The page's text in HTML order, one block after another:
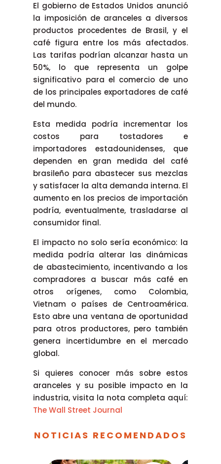
El gobierno de Estados Unidos anunció
la imposición de aranceles a diversos
productos procedentes de Brasil, y el
café figura entre los más afectados.
Las tarifas podrían alcanzar hasta un
50%, lo que representa un golpe
significativo para el comercio de uno
de los principales exportadores de café
del mundo.
Esta medida podría incrementar los
costos para tostadores e
importadores estadounidenses, que
dependen en gran medida del café
brasileño para abastecer sus mezclas
y satisfacer la alta demanda interna. El
aumento en los precios de importación
podría, eventualmente, trasladarse al
consumidor final.
El impacto no solo sería económico: la
medida podría alterar las dinámicas
de abastecimiento, incentivando a los
compradores a buscar más café en
otros orígenes, como Colombia,
Vietnam o países de Centroamérica.
Esto abre una ventana de oportunidad
para otros productores, pero también
genera incertidumbre en el mercado
global.
Si quieres conocer más sobre estos
aranceles y su posible impacto en la
industria, visita la nota completa aquí:
The Wall Street Journal
NOTICIAS RECOMENDADOS